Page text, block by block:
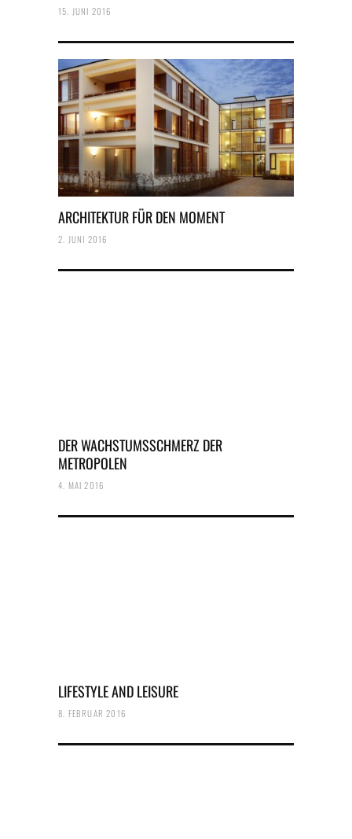
15. JUNI 2016
ARCHITEKTUR FÜR DEN MOMENT
2. JUNI 2016
DER WACHSTUMSSCHMERZ DER
METROPOLEN
4. MAI 2016
LIFESTYLE AND LEISURE
8. FEBRUAR 2016